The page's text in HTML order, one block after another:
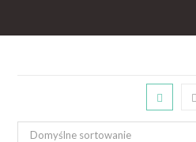
Domyślne sortowanie